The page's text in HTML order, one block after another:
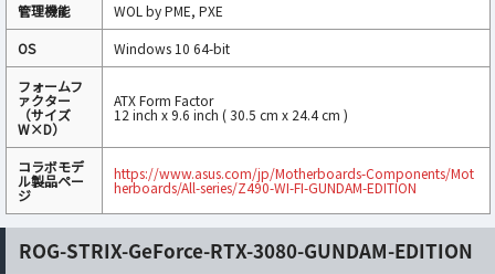
管理機能
WOL by PME, PXE
OS
Windows 10 64-bit
フォームフ
ァクター
（サイズ
W×D）
ATX Form Factor
12 inch x 9.6 inch ( 30.5 cm x 24.4 cm )
コラボモデ
ル製品ペー
ジ
https://www.asus.com/jp/Motherboards-Components/Mot
herboards/All-series/Z490-WI-FI-GUNDAM-EDITION
ROG-STRIX-GeForce-RTX-3080-GUNDAM-EDITION